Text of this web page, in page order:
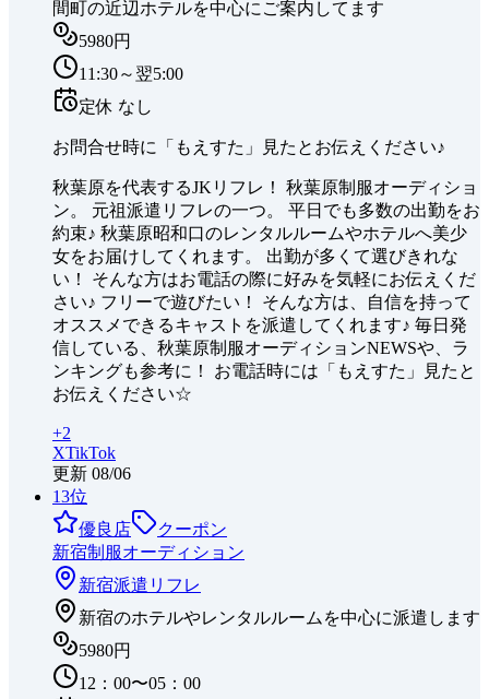
間町の近辺ホテルを中心にご案内してます
5980円
11:30～翌5:00
定休 なし
お問合せ時に「もえすた」見たとお伝えください♪
秋葉原を代表するJKリフレ！ 秋葉原制服オーディショ
ン。 元祖派遣リフレの一つ。 平日でも多数の出勤をお
約束♪ 秋葉原昭和口のレンタルルームやホテルへ美少
女をお届けしてくれます。 出勤が多くて選びきれな
い！ そんな方はお電話の際に好みを気軽にお伝えくだ
さい♪ フリーで遊びたい！ そんな方は、自信を持って
オススメできるキャストを派遣してくれます♪ 毎日発
信している、秋葉原制服オーディションNEWSや、ラ
ンキングも参考に！ お電話時には「もえすた」見たと
お伝えください☆
+2
XTikTok
更新 08/06
13位
優良店
クーポン
新宿制服オーディション
新宿派遣リフレ
新宿のホテルやレンタルルームを中心に派遣します
5980円
12：00〜05：00